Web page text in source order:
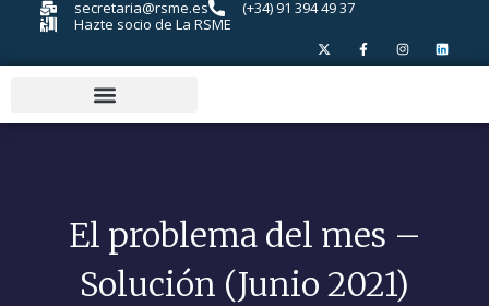
secretaria@rsme.es
(+34) 91 394 49 37
Hazte socio de La RSME
El problema del mes –
Solución (Junio 2021)